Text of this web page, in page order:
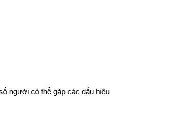
người có thể gặp các dấu hiệu